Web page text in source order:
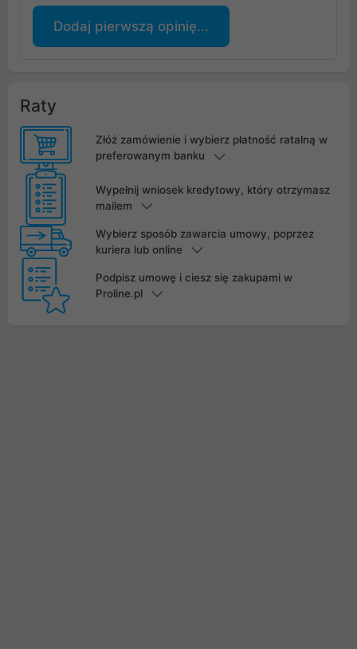
Dodaj pierwszą opinię...
Raty
Złóż zamówienie i wybierz płatność ratalną w
preferowanym banku
Wypełnij wniosek kredytowy, który otrzymasz
mailem
Wybierz sposób zawarcia umowy, poprzez
kuriera lub online
Podpisz umowę i ciesz się zakupami w
Proline.pl